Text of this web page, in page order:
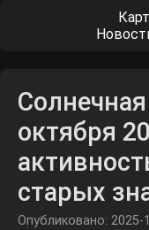
октября
старых
Опубликовано: 2025-